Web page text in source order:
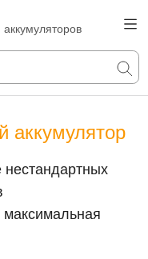
аккумулятор
нестандартных